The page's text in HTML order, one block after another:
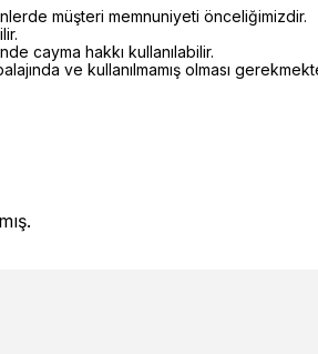
müşteri memnuniyeti önceliğimizdir.
cayma hakkı kullanılabilir.
ve kullanılmamış olması